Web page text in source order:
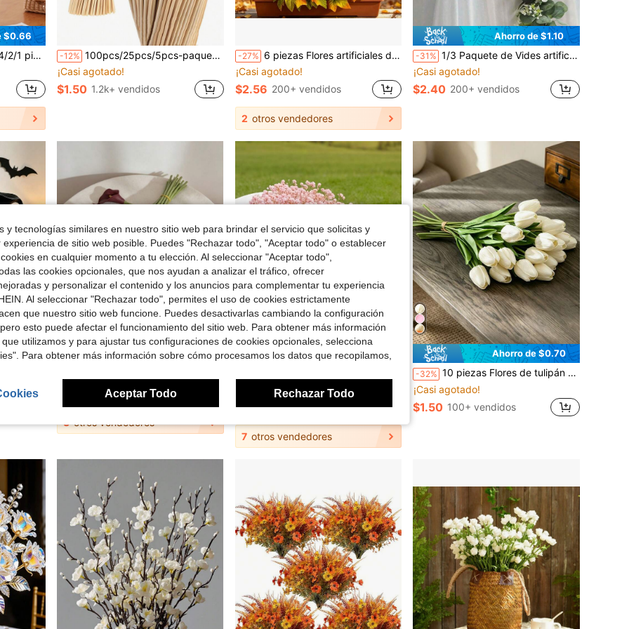
$0.66
Acción de Gracias, suministros para fiesta de Navidad, decoración de arco y corona DIY, regalo para niñas
en ordenador personal Flores Artificiales
en ordenador personal Flores Artificiales
-12% 100pcs/25pcs/5pcs-paquete Palitos de Madera DIY para Ramos, Estacas de Madera para Fiestas de Verano, Palitos para Fijar Ramos, Adecuados para Manualidades DIY de Ramos Hechos a Mano, Soporte para Ramos Artificiales, Decoración de Jardinería, Arreglo de Ramos, Camping, Estacas para Ramos
#1 Más vendidos
¡Casi agotado!
#1 Más vendidos
¡Casi agotado!
#1 Más vendidos
¡Casi agotado!
#1 Más vendidos en Vacaciones Decoraciones artificiales
$1.50 1.2k+ vendidos
-27% 6 piezas Flores artificiales de otoño resistentes a los rayos UV, plantas falsas fáciles de mantener sin riego para decoración de hogar, jardín, fiesta, Halloween, Acción de Gracias y Festival de la Cosecha, para interiores y exteriores
¡Casi agotado!
$2.56 200+ vendidos
2 otros vendedores
Ahorro de $1.10
-31% 1/3 Paquete de Vides artificiales de Eucalipto Blanco y Flor de Novia para decoración, Hojas de Eucalipto de Dólar de Plata adecuadas para Navidad, Hogar, Pared, Boda, Centro de Mesa, Ducha, Decoración Interior y Exterior, Regalo de Primavera y Verano
¡Casi agotado!
$2.40 200+ vendidos
$0.37 Ahorro de $0.43
100+ vendidos
3otros vendedores
¡Casi agotado!
$1.50 600+ vendidos
7 otros vendedores
Ahorro de $0.70
-32% 10 piezas Flores de tulipán artificiales de tacto real, tulipanes falsos para decoración, decoración de habitación, decoración del hogar, decoración de boda, ramo, tulipanes de tacto suave
¡Casi agotado!
$1.50 100+ vendidos
y tecnologías similares en nuestro sitio web para brindar el servicio que solicitas y
de sitio web posible. Puedes "Rechazar todo", "Aceptar todo" o establecer
en cualquier momento a tu elección. Al seleccionar "Aceptar todo",
las cookies opcionales, que nos ayudan a analizar el tráfico, ofrecer
y personalizar el contenido y los anuncios para complementar tu experiencia
Al seleccionar "Rechazar todo", permites el uso de cookies estrictamente
que nuestro sitio web funcione. Puedes desactivarlas cambiando la configuración
esto puede afectar el funcionamiento del sitio web. Para obtener más información
utilizamos y para ajustar tus configuraciones de cookies opcionales, selecciona
Para obtener más información sobre cómo procesamos los datos que recopilamos,
Aceptar Todo Rechazar Todo